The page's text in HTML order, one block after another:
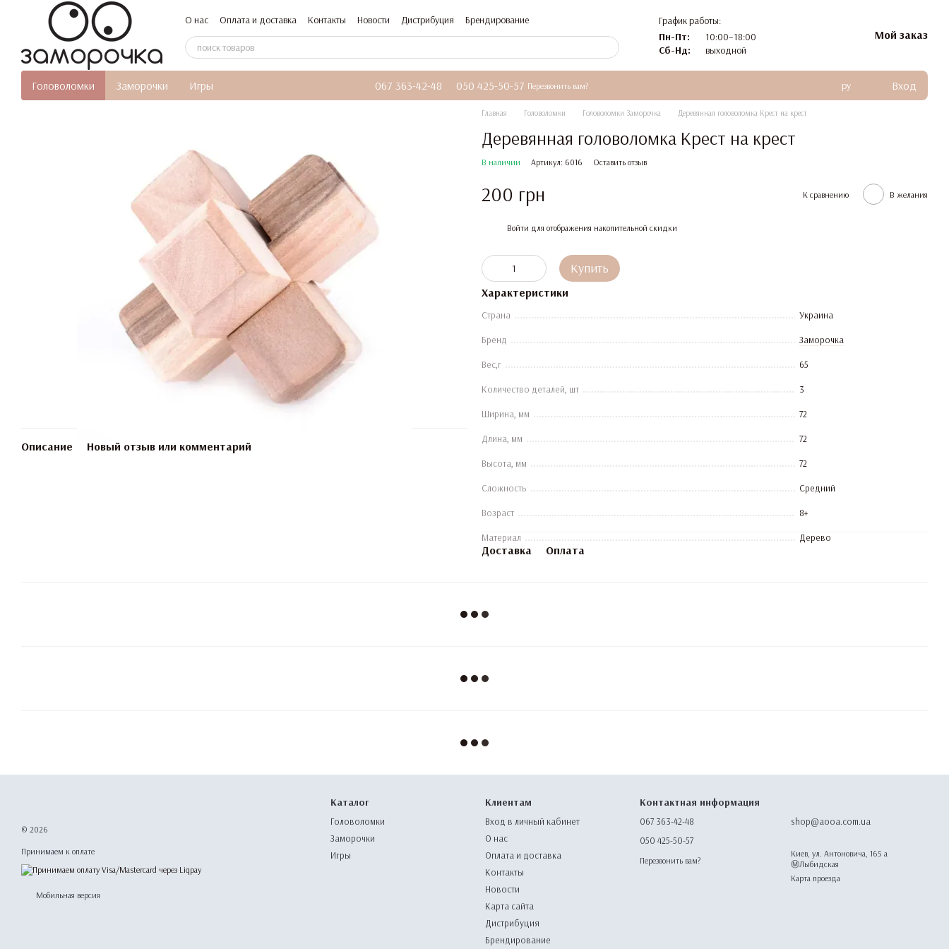
Перейти к основному контенту
О нас Оплата и доставка Контакты Новости Дистрибуция Брендирование
График работы:
Пн-Пт:
10:00–18:00
Сб-Нд:
выходной
Мой заказ
Головоломки Заморочки Игры 067 363-42-48 050 425-50-57 Перезвонить вам? ру Вход
Описание Новый отзыв или комментарий
Главная Головоломки Головоломки Заморочка Деревянная головоломка Крест на крест
Деревянная головоломка Крест на крест
В наличии Артикул: 6016 Оставить отзыв
200 грн К сравнению В желания
Войти для отображения накопительной скидки
Купить
Характеристики
Страна Украина
Бренд Заморочка
Вес,г 65
Количество деталей, шт 3
Ширина, мм 72
Длина, мм 72
Высота, мм 72
Сложность Средний
Возраст 8+
Материал Дерево
Доставка Оплата
© 2026
Принимаем к оплате
Мобильная версия
Каталог
Головоломки
Заморочки
Игры
Клиентам
Вход в личный кабинет
О нас
Оплата и доставка
Контакты
Новости
Карта сайта
Дистрибуция
Брендирование
Контактная информация
067 363-42-48
050 425-50-57
Перезвонить вам?
shop@aooa.com.ua
Киев, ул. Антоновича, 165 а
Ⓜ️Лыбидская
Карта проезда